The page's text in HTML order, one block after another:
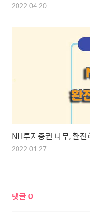
2022.04.20
NH투자증권 나무, 환전
2022.01.27
댓글 0